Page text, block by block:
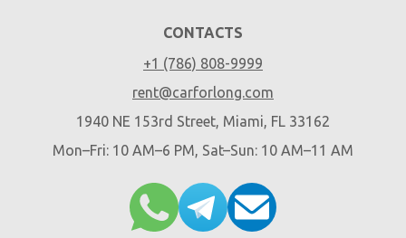
CONTACTS
+1 (786) 808-9999
rent@carforlong.com
1940 NE 153rd Street, Miami, FL 33162
Mon–Fri: 10 AM–6 PM, Sat–Sun: 10 AM–11 AM